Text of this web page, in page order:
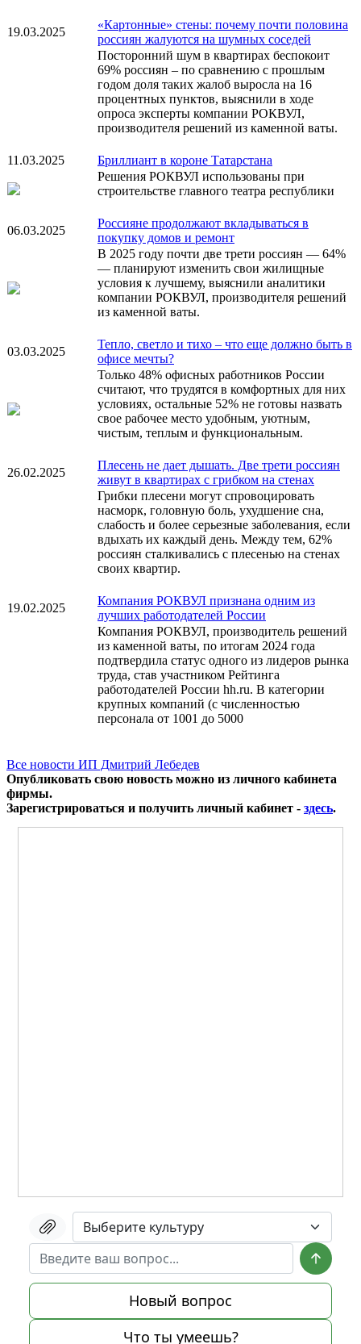
19.03.2025
«Картонные» стены: почему почти половина
россиян жалуются на шумных соседей
Посторонний шум в квартирах беспокоит
69% россиян – по сравнению с прошлым
годом доля таких жалоб выросла на 16
процентных пунктов, выяснили в ходе
опроса эксперты компании РОКВУЛ,
производителя решений из каменной ваты.
11.03.2025
Бриллиант в короне Татарстана
Решения РОКВУЛ использованы при
строительстве главного театра республики
06.03.2025
Россияне продолжают вкладываться в
покупку домов и ремонт
В 2025 году почти две трети россиян — 64%
— планируют изменить свои жилищные
условия к лучшему, выяснили аналитики
компании РОКВУЛ, производителя решений
из каменной ваты.
03.03.2025
Тепло, светло и тихо – что еще должно быть в
офисе мечты?
Только 48% офисных работников России
считают, что трудятся в комфортных для них
условиях, остальные 52% не готовы назвать
свое рабочее место удобным, уютным,
чистым, теплым и функциональным.
26.02.2025
Плесень не дает дышать. Две трети россиян
живут в квартирах с грибком на стенах
Грибки плесени могут спровоцировать
насморк, головную боль, ухудшение сна,
слабость и более серьезные заболевания, если
вдыхать их каждый день. Между тем, 62%
россиян сталкивались с плесенью на стенах
своих квартир.
19.02.2025
Компания РОКВУЛ признана одним из
лучших работодателей России
Компания РОКВУЛ, производитель решений
из каменной ваты, по итогам 2024 года
подтвердила статус одного из лидеров рынка
труда, став участником Рейтинга
работодателей России hh.ru. В категории
крупных компаний (с численностью
персонала от 1001 до 5000
Все новости ИП Дмитрий Лебедев
Опубликовать свою новость можно из личного кабинета
фирмы.
Зарегистрироваться и получить личный кабинет - здесь.